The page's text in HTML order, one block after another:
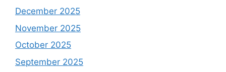
December 2025
November 2025
October 2025
September 2025